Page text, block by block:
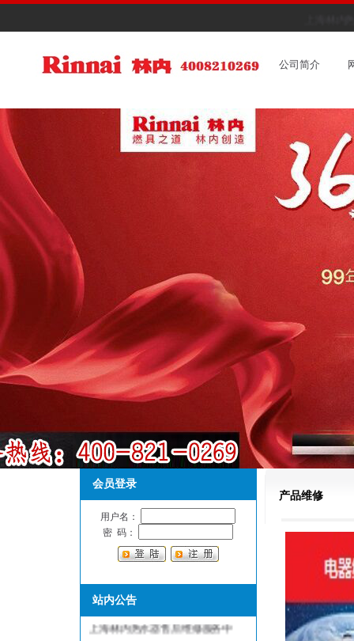
公司简介
会员登录
用户名：
密 码：
站内公告
上海林内热水器售后维修服务中
产品维修